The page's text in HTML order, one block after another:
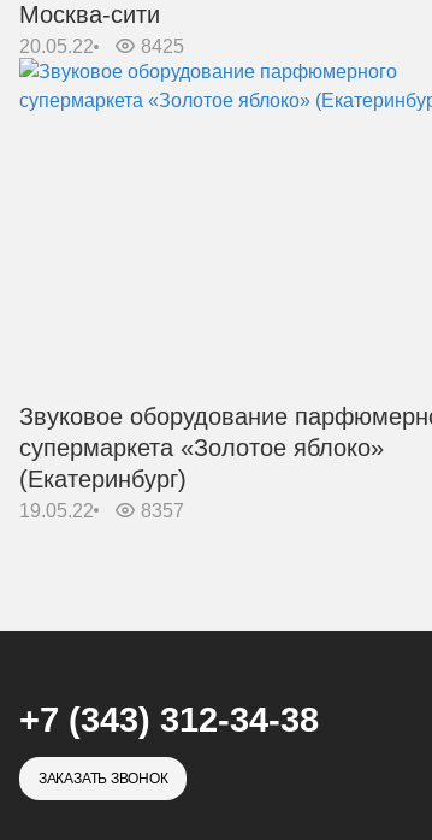
Москва-сити
20.05.22 8425
Звуковое оборудование
супермаркета «Золотое яблоко»
(Екатеринбург)
19.05.22 8357
+7 (343) 312-34-38
ЗАКАЗАТЬ ЗВОНОК